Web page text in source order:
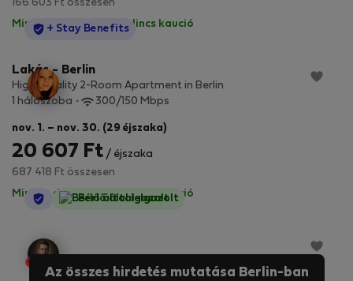
166 603 Ft összesen
Minden díj benne van·Nincs kaució
StayProtection
+ Stay Benefits
Lakás - Berlin
High-Quality 2-Room Apartment in Berlin
1 hálószoba
300/150 Mbps
nov. 1. – nov. 30. (29 éjszaka)
20 607 Ft / éjszaka
687 418 Ft összesen
Minden díj benne van·Nincs kaució
StayProtection
Bérlő által-Igazolt
Az összes hirdetés mutatása Berlin-ban